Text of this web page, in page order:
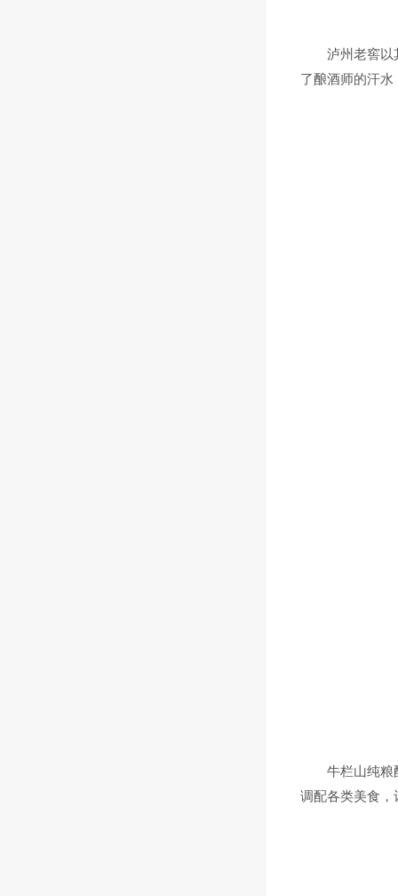
泸州老窖以其
了酿酒师的汗
牛栏山纯粮酿
调配各类美食